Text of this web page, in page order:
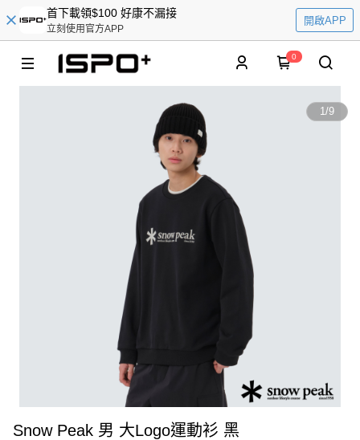
首下載領$100 好康不漏接
立刻使用官方APP
開啟APP
0
1/9
Snow Peak 男 大Logo運動衫 黑